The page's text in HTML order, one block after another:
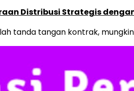
Distribusi Strategis
tanda tangan kontrak,